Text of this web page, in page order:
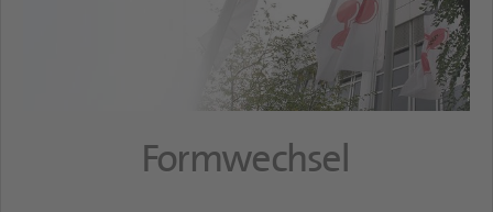
Formwechsel